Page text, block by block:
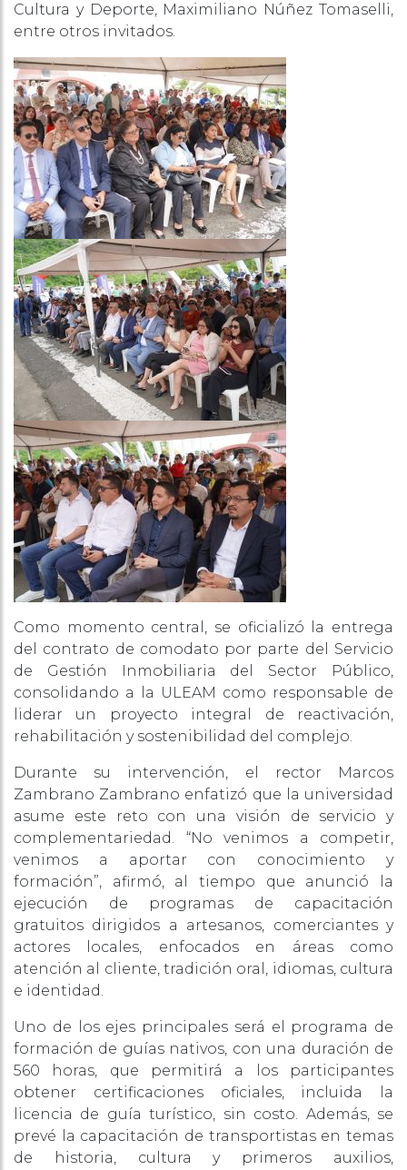
Cultura y Deporte, Maximiliano Núñez Tomaselli,
entre otros invitados.
Como momento central, se oficializó la entrega
del contrato de comodato por parte del Servicio
de Gestión Inmobiliaria del Sector Público,
consolidando a la ULEAM como responsable de
liderar un proyecto integral de reactivación,
rehabilitación y sostenibilidad del complejo.
Durante su intervención, el rector Marcos
Zambrano Zambrano enfatizó que la universidad
asume este reto con una visión de servicio y
complementariedad. “No venimos a competir,
venimos a aportar con conocimiento y
formación”, afirmó, al tiempo que anunció la
ejecución de programas de capacitación
gratuitos dirigidos a artesanos, comerciantes y
actores locales, enfocados en áreas como
atención al cliente, tradición oral, idiomas, cultura
e identidad.
Uno de los ejes principales será el programa de
formación de guías nativos, con una duración de
560 horas, que permitirá a los participantes
obtener certificaciones oficiales, incluida la
licencia de guía turístico, sin costo. Además, se
prevé la capacitación de transportistas en temas
de historia, cultura y primeros auxilios,